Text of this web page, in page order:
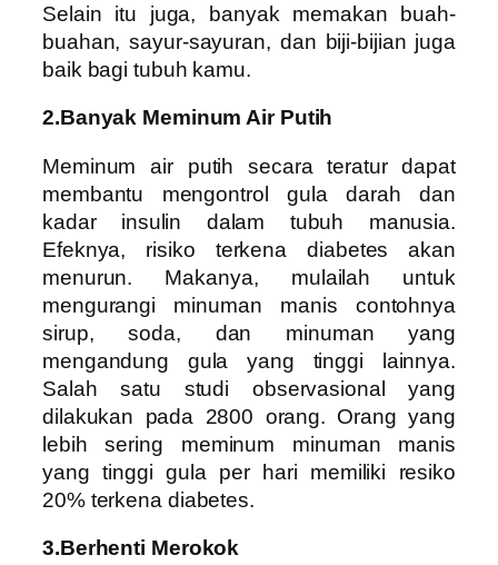
Selain itu juga, banyak memakan buah-
buahan, sayur-sayuran, dan biji-bijian juga
baik bagi tubuh kamu.
2.Banyak Meminum Air Putih
Meminum air putih secara teratur dapat
membantu mengontrol gula darah dan
kadar insulin dalam tubuh manusia.
Efeknya, risiko terkena diabetes akan
menurun. Makanya, mulailah untuk
mengurangi minuman manis contohnya
sirup, soda, dan minuman yang
mengandung gula yang tinggi lainnya.
Salah satu studi observasional yang
dilakukan pada 2800 orang. Orang yang
lebih sering meminum minuman manis
yang tinggi gula per hari memiliki resiko
20% terkena diabetes.
3.Berhenti Merokok